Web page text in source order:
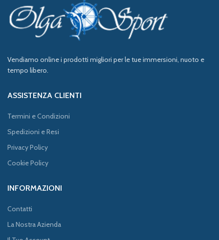
Vendiamo online i prodotti migliori per le tue immersioni, nuoto e
tempo libero.
ASSISTENZA CLIENTI
Termini e Condizioni
Spedizioni e Resi
Privacy Policy
Cookie Policy
INFORMAZIONI
Contatti
La Nostra Azienda